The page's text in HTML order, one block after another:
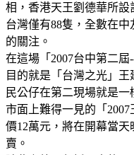
相，香港天王劉德華所設
台灣僅有88隻，全數在
的關注。
在這場「2007台中第二
目的就是「台灣之光」
民公仔在第二現場就是
市面上難得一見的「
價12萬元，將在開幕當
賣。